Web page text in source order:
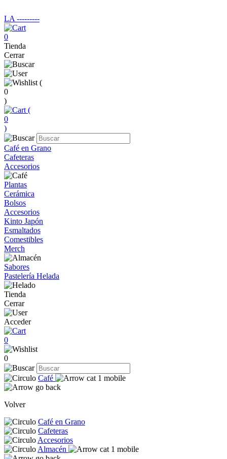
LA ‑‑‑‑‑‑‑‑‑
0
Tienda
Cerrar
(
0
)
(
0
)
Café en Grano
Cafeteras
Accesorios
Plantas
Cerámica
Bolsos
Accesorios
Kinto Japón
Esmaltados
Comestibles
Merch
Sabores
Pastelería Helada
Tienda
Cerrar
Acceder
0
0
Café
Volver
Café en Grano
Cafeteras
Accesorios
Almacén